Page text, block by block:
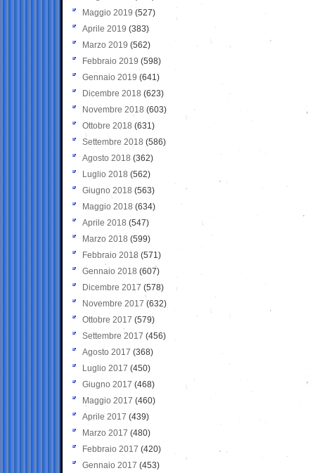
Maggio 2019 (527)
Aprile 2019 (383)
Marzo 2019 (562)
Febbraio 2019 (598)
Gennaio 2019 (641)
Dicembre 2018 (623)
Novembre 2018 (603)
Ottobre 2018 (631)
Settembre 2018 (586)
Agosto 2018 (362)
Luglio 2018 (562)
Giugno 2018 (563)
Maggio 2018 (634)
Aprile 2018 (547)
Marzo 2018 (599)
Febbraio 2018 (571)
Gennaio 2018 (607)
Dicembre 2017 (578)
Novembre 2017 (632)
Ottobre 2017 (579)
Settembre 2017 (456)
Agosto 2017 (368)
Luglio 2017 (450)
Giugno 2017 (468)
Maggio 2017 (460)
Aprile 2017 (439)
Marzo 2017 (480)
Febbraio 2017 (420)
Gennaio 2017 (453)